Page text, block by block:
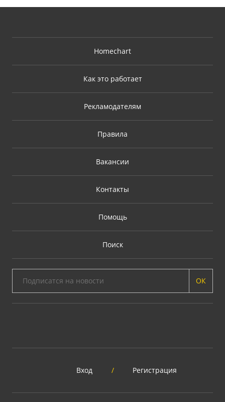
Homechart
Как это работает
Рекламодателям
Правила
Вакансии
Контакты
Помощь
Поиск
ОК
Вход / Регистрация